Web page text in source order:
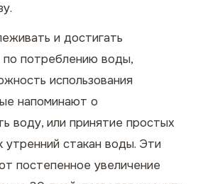
и достигать
потреблению воды,
использования
напоминают о
воду, или принятие простых
утренний стакан воды. Эти
постепенное увеличение